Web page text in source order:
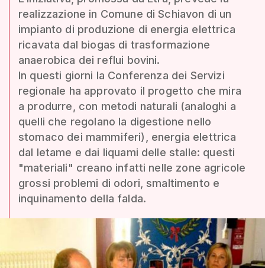
realizzazione in Comune di Schiavon di un
impianto di produzione di energia elettrica
ricavata dal biogas di trasformazione
anaerobica dei reflui bovini.
In questi giorni la Conferenza dei Servizi
regionale ha approvato il progetto che mira
a produrre, con metodi naturali (analoghi a
quelli che regolano la digestione nello
stomaco dei mammiferi), energia elettrica
dal letame e dai liquami delle stalle: questi
"materiali" creano infatti nelle zone agricole
grossi problemi di odori, smaltimento e
inquinamento della falda.